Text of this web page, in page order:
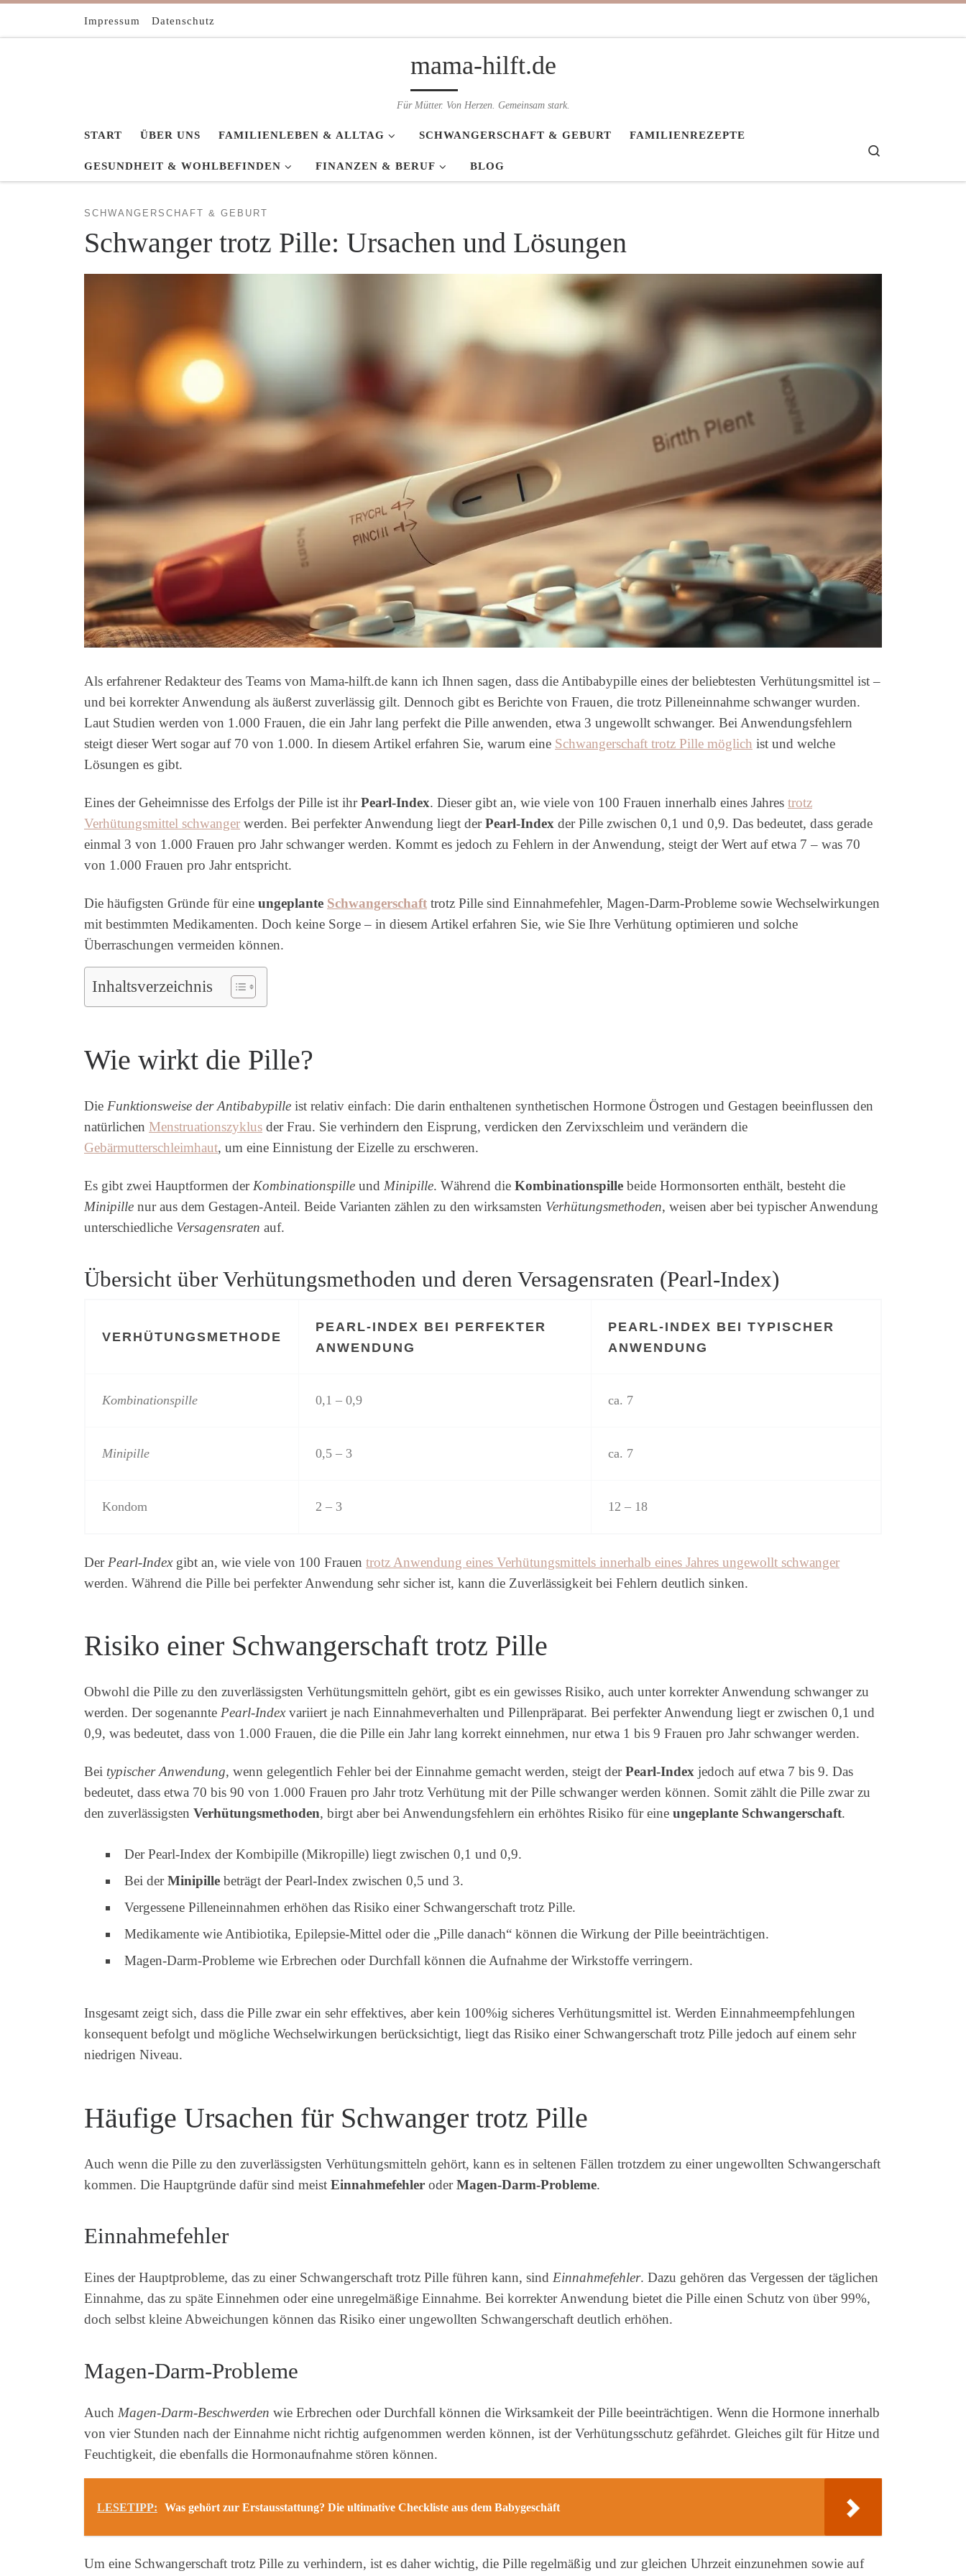
Zum Inhalt springen
Impressum Datenschutz
mama-hilft.de
Für Mütter. Von Herzen. Gemeinsam stark.
START ÜBER UNS FAMILIENLEBEN & ALLTAG SCHWANGERSCHAFT & GEBURT FAMILIENREZEPTE
GESUNDHEIT & WOHLBEFINDEN FINANZEN & BERUF BLOG
SCHWANGERSCHAFT & GEBURT
Schwanger trotz Pille: Ursachen und Lösungen
Als erfahrener Redakteur des Teams von Mama-hilft.de kann ich Ihnen sagen, dass die Antibabypille eines der beliebtesten Verhütungsmittel ist –
und bei korrekter Anwendung als äußerst zuverlässig gilt. Dennoch gibt es Berichte von Frauen, die trotz Pilleneinnahme schwanger wurden.
Laut Studien werden von 1.000 Frauen, die ein Jahr lang perfekt die Pille anwenden, etwa 3 ungewollt schwanger. Bei Anwendungsfehlern
steigt dieser Wert sogar auf 70 von 1.000. In diesem Artikel erfahren Sie, warum eine Schwangerschaft trotz Pille möglich ist und welche
Lösungen es gibt.
Eines der Geheimnisse des Erfolgs der Pille ist ihrPearl-Index. Dieser gibt an, wie viele von 100 Frauen innerhalb eines Jahres trotz
Verhütungsmittel schwanger werden. Bei perfekter Anwendung liegt derPearl-Index der Pille zwischen 0,1 und 0,9. Das bedeutet, dass gerade
einmal 3 von 1.000 Frauen pro Jahr schwanger werden. Kommt es jedoch zu Fehlern in der Anwendung, steigt der Wert auf etwa 7 – was 70
von 1.000 Frauen pro Jahr entspricht.
Die häufigsten Gründe für eine ungeplante Schwangerschaft trotz Pille sind Einnahmefehler, Magen-Darm-Probleme sowie Wechselwirkungen
mit bestimmten Medikamenten. Doch keine Sorge – in diesem Artikel erfahren Sie, wie Sie Ihre Verhütung optimieren und solche
Überraschungen vermeiden können.
Inhaltsverzeichnis
Wie wirkt die Pille?
Die Funktionsweise der Antibabypille ist relativ einfach: Die darin enthaltenen synthetischen Hormone Östrogen und Gestagen beeinflussen den
natürlichen Menstruationszyklus der Frau. Sie verhindern den Eisprung, verdicken den Zervixschleim und verändern die
Gebärmutterschleimhaut, um eine Einnistung der Eizelle zu erschweren.
Es gibt zwei Hauptformen der Kombinationspille und Minipille. Während die Kombinationspille beide Hormonsorten enthält, besteht die
Minipille nur aus dem Gestagen-Anteil. Beide Varianten zählen zu den wirksamsten Verhütungsmethoden, weisen aber bei typischer Anwendung
unterschiedliche Versagensraten auf.
Übersicht über Verhütungsmethoden und deren Versagensraten (Pearl-Index)
VERHÜTUNGSMETHODE
PEARL-INDEX BEI PERFEKTER
ANWENDUNG
PEARL-INDEX BEI TYPISCHER
ANWENDUNG
Kombinationspille 0,1 – 0,9 ca. 7
Minipille 0,5 – 3 ca. 7
Kondom 2 – 3 12 – 18
Der Pearl-Indexgibt an, wie viele von 100 Frauen trotz Anwendung eines Verhütungsmittels innerhalb eines Jahres ungewollt schwanger
werden. Während die Pille bei perfekter Anwendung sehr sicher ist, kann die Zuverlässigkeit bei Fehlern deutlich sinken.
Risiko einer Schwangerschaft trotz Pille
Obwohl die Pille zu den zuverlässigsten Verhütungsmitteln gehört, gibt es ein gewisses Risiko, auch unter korrekter Anwendung schwanger zu
werden. Der sogenannte Pearl-Indexvariiert je nach Einnahmeverhalten und Pillenpräparat. Bei perfekter Anwendung liegt er zwischen 0,1 und
0,9, was bedeutet, dass von 1.000 Frauen, die die Pille ein Jahr lang korrekt einnehmen, nur etwa 1 bis 9 Frauen pro Jahr schwanger werden.
Bei typischer Anwendung, wenn gelegentlich Fehler bei der Einnahme gemacht werden, steigt derPearl-Index jedoch auf etwa 7 bis 9. Das
bedeutet, dass etwa 70 bis 90 von 1.000 Frauen pro Jahr trotz Verhütung mit der Pille schwanger werden können. Somit zählt die Pille zwar zu
den zuverlässigsten Verhütungsmethoden, birgt aber bei Anwendungsfehlern ein erhöhtes Risiko für eine ungeplante Schwangerschaft.
Der Pearl-Index der Kombipille (Mikropille) liegt zwischen 0,1 und 0,9.
Bei derMinipille beträgt der Pearl-Index zwischen 0,5 und 3.
Vergessene Pilleneinnahmen erhöhen das Risiko einer Schwangerschaft trotz Pille.
Medikamente wie Antibiotika, Epilepsie-Mittel oder die „Pille danach“ können die Wirkung der Pille beeinträchtigen.
Magen-Darm-Probleme wie Erbrechen oder Durchfall können die Aufnahme der Wirkstoffe verringern.
Insgesamt zeigt sich, dass die Pille zwar ein sehr effektives, aber kein 100%ig sicheres Verhütungsmittel ist. Werden Einnahmeempfehlungen
konsequent befolgt und mögliche Wechselwirkungen berücksichtigt, liegt das Risiko einer Schwangerschaft trotz Pille jedoch auf einem sehr
niedrigen Niveau.
Häufige Ursachen für Schwanger trotz Pille
Auch wenn die Pille zu den zuverlässigsten Verhütungsmitteln gehört, kann es in seltenen Fällen trotzdem zu einer ungewollten Schwangerschaft
kommen. Die Hauptgründe dafür sind meist Einnahmefehler oderMagen-Darm-Probleme.
Einnahmefehler
Eines der Hauptprobleme, das zu einer Schwangerschaft trotz Pille führen kann, sind Einnahmefehler. Dazu gehören das Vergessen der täglichen
Einnahme, das zu späte Einnehmen oder eine unregelmäßige Einnahme. Bei korrekter Anwendung bietet die Pille einen Schutz von über 99%,
doch selbst kleine Abweichungen können das Risiko einer ungewollten Schwangerschaft deutlich erhöhen.
Magen-Darm-Probleme
Auch Magen-Darm-Beschwerden wie Erbrechen oder Durchfall können die Wirksamkeit der Pille beeinträchtigen. Wenn die Hormone innerhalb
von vier Stunden nach der Einnahme nicht richtig aufgenommen werden können, ist der Verhütungsschutz gefährdet. Gleiches gilt für Hitze und
Feuchtigkeit, die ebenfalls die Hormonaufnahme stören können.
LESETIPP: Was gehört zur Erstausstattung? Die ultimative Checkliste aus dem Babygeschäft
Um eine Schwangerschaft trotz Pille zu verhindern, ist es daher wichtig, die Pille regelmäßig und zur gleichen Uhrzeit einzunehmen sowie auf